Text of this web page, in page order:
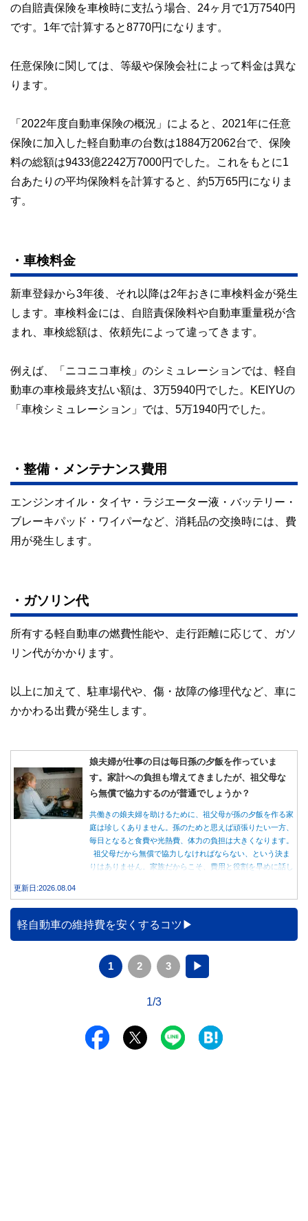
の自賠責保険を車検時に支払う場合、24ヶ月で1万7540円
です。1年で計算すると8770円になります。
任意保険に関しては、等級や保険会社によって料金は異な
ります。
「2022年度自動車保険の概況」によると、2021年に任意
保険に加入した軽自動車の台数は1884万2062台で、保険
料の総額は9433億2242万7000円でした。これをもとに1
台あたりの平均保険料を計算すると、約5万65円になりま
す。
・車検料金
新車登録から3年後、それ以降は2年おきに車検料金が発生
します。車検料金には、自賠責保険料や自動車重量税が含
まれ、車検総額は、依頼先によって違ってきます。
例えば、「ニコニコ車検」のシミュレーションでは、軽自
動車の車検最終支払い額は、3万5940円でした。KEIYUの
「車検シミュレーション」では、5万1940円でした。
・整備・メンテナンス費用
エンジンオイル・タイヤ・ラジエーター液・バッテリー・
ブレーキパッド・ワイパーなど、消耗品の交換時には、費
用が発生します。
・ガソリン代
所有する軽自動車の燃費性能や、走行距離に応じて、ガソ
リン代がかかります。
以上に加えて、駐車場代や、傷・故障の修理代など、車に
かかわる出費が発生します。
娘夫婦が仕事の日は毎日孫の夕飯を作っていま
す。家計への負担も増えてきましたが、祖父母な
ら無償で協力するのが普通でしょうか？
共働きの娘夫婦を助けるために、祖父母が孫の夕飯を作る家
庭は珍しくありません。孫のためと思えば頑張りたい一方、
毎日となると食費や光熱費、体力の負担は大きくなります。
祖父母だから無償で協力しなければならない、という決ま
りはありません。家族だからこそ、費用と役割を早めに話し
更新日:2026.08.04
軽自動車の維持費を安くするコツ
1 2 3 ▶
1/3